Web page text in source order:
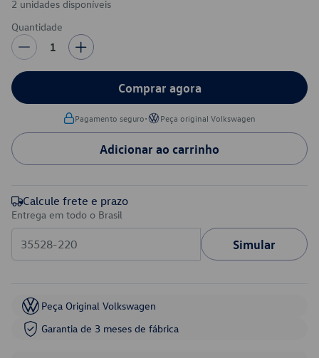
2 unidades disponíveis
Quantidade
1
Comprar agora
Pagamento seguro• Peça original Volkswagen
Adicionar ao carrinho
Calcule frete e prazo
Entrega em todo o Brasil
Simular
Peça Original Volkswagen
Garantia de 3 meses de fábrica